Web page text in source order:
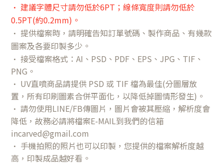
• 建議字體尺寸請勿低於6PT；線條寬度則請勿低於
0.5PT(約0.2mm) 。
• 提供檔案時，請明確告知訂單號碼、製作商品、有幾款
圖案及各要印製多少。
• 接受檔案格式：AI、PSD、PDF、EPS、JPG、TIF、
PNG。
• UV直噴商品請提供 PSD 或 TIF 檔為最佳(分圖層放
置，所有印刷圖素合併平面化，以降低掉圖情形發生)。
• 請勿使用LINE/FB傳圖片，圖片會被其壓縮，解析度會
降低，故務必請將檔案E-MAIL到我們的信箱
incarved@gmail.com
• 手機拍照的照片也可以印製，您提供的檔案解析度越
高，印製成品越好看。